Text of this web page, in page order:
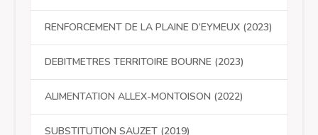
RENFORCEMENT DE LA PLAINE D’EYMEUX (2023)
DEBITMETRES TERRITOIRE BOURNE (2023)
ALIMENTATION ALLEX-MONTOISON (2022)
SUBSTITUTION SAUZET (2019)